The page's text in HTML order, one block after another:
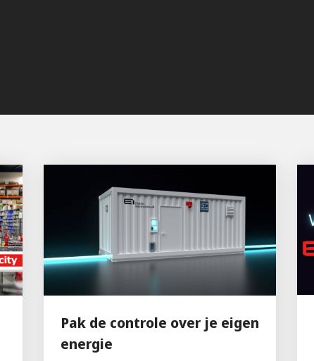
Pak de controle over je eigen
energie